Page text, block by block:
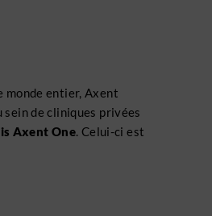
monde entier, Axent
de cliniques privées
Axent One. Celui-ci est